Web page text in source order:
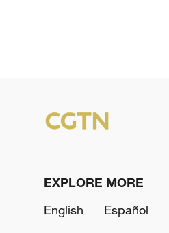
EXPLORE MORE
English
Español